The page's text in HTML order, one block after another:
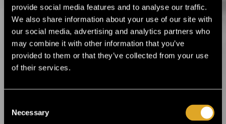
provide social media features and to analyse our traffic.
We also share information about your use of our site with
our social media, advertising and analytics partners who
may combine it with other information that you’ve
provided to them or that they’ve collected from your use
of their services.
Selection
Necessary
Helsinki Music Week announces its first
artist lineup! ›
Ankea Festival releases a headliner! ›